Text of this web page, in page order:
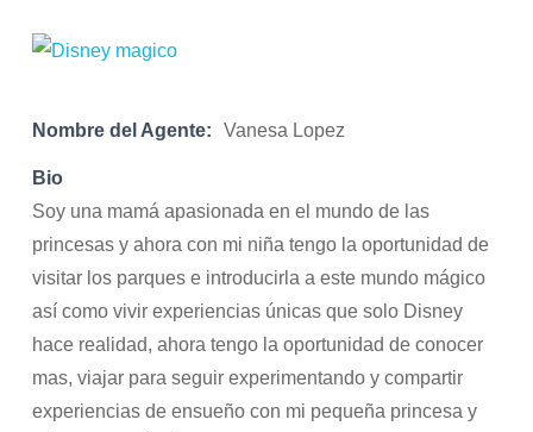
Nombre del Agente: Vanesa Lopez
Bio
Soy una mamá apasionada en el mundo de las
princesas y ahora con mi niña tengo la oportunidad de
visitar los parques e introducirla a este mundo mágico
así como vivir experiencias únicas que solo Disney
hace realidad, ahora tengo la oportunidad de conocer
mas, viajar para seguir experimentando y compartir
experiencias de ensueño con mi pequeña princesa y